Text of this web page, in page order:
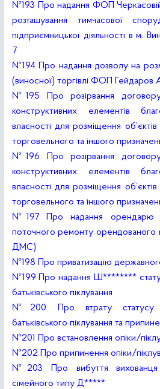
№193 Про надання ФОП
розташування тимчасової
підприємницької діяльності в м.
7
№194 Про надання дозволу на
(виносної) торгівлі ФОП Гейдаров
№195 Про розірвання
конструктивних елементів
власності для розміщення
торговельного та іншого
№196 Про розірвання
конструктивних елементів
власності для розміщення
торговельного та іншого
№197 Про надання орендарю
поточного ремонту орендованого
ДМС)
№198 Про приватизацію
№199 Про надання Ш********
батьківського піклування
№200 Про втрату статусу
батьківського піклування та
№201 Про встановлення опіки/
№202 Про припинення опіки/
№203 Про вибуття вихованця
сімейного типу Д*****